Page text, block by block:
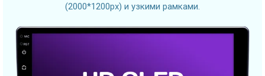
(2000*1200px) и узкими рамками.